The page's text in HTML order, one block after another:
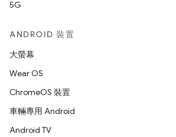
5G
ANDROID 裝置
大螢幕
Wear OS
ChromeOS 裝置
車輛專用 Android
Android TV